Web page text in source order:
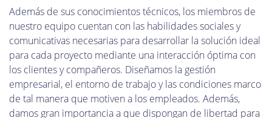
Además de sus conocimientos técnicos, los miembros de
nuestro equipo cuentan con las habilidades sociales y
comunicativas necesarias para desarrollar la solución ideal
para cada proyecto mediante una interacción óptima con
los clientes y compañeros. Diseñamos la gestión
empresarial, el entorno de trabajo y las condiciones marco
de tal manera que motiven a los empleados. Además,
damos gran importancia a que dispongan de libertad para